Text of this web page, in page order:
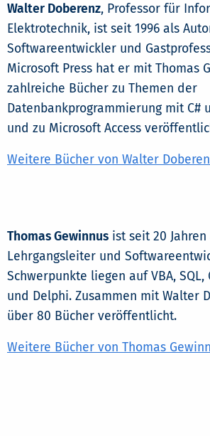
Walter Doberenz, Professor für
Elektrotechnik, ist seit 1996 als
Softwareentwickler und
Microsoft Press hat er mit Thomas
zahlreiche Bücher zu Themen der
Datenbankprogrammierung mit C#
und zu Microsoft Access
Weitere Bücher von Walter
Thomas Gewinnus ist seit 20
Lehrgangsleiter und
Schwerpunkte liegen auf VBA, SQL,
und Delphi. Zusammen mit Walter
über 80 Bücher veröffentlicht.
Weitere Bücher von Thomas